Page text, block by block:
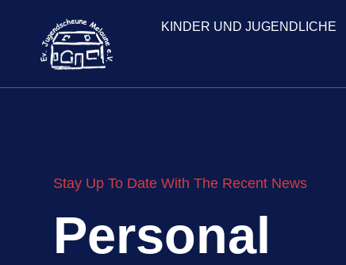
KINDER UND JUGENDLICHE
Stay Up To Date With The Recent News
Personal